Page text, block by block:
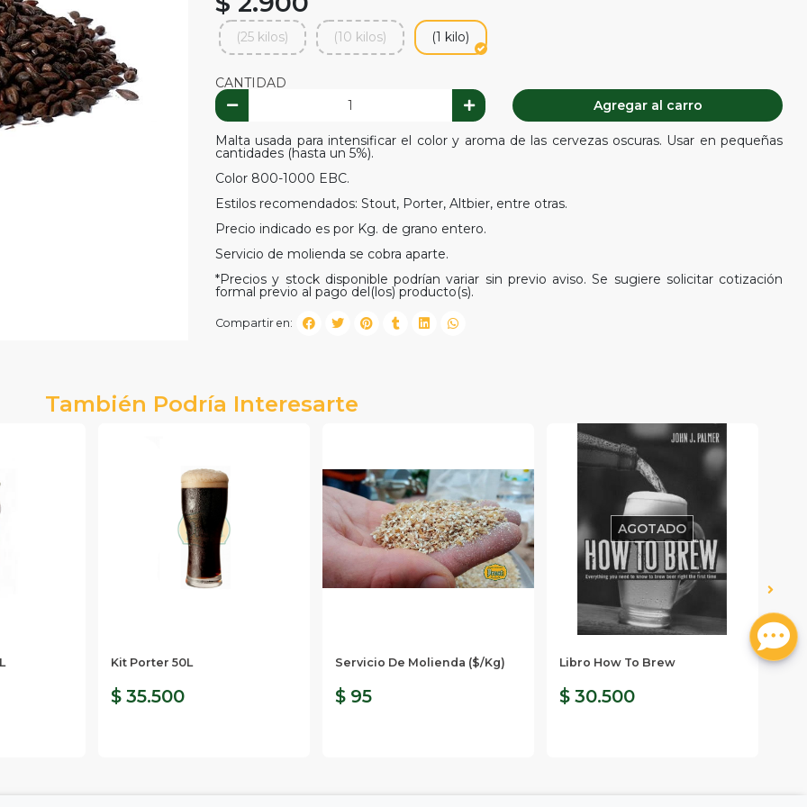
(25 kilos) (10 kilos) (1 kilo)
CANTIDAD
Agregar al carro
Malta usada para intensificar el color y aroma de las cervezas oscuras. Usar en pequeñas
cantidades (hasta un 5%).
Color 800-1000 EBC.
Estilos recomendados: Stout, Porter, Altbier, entre otras.
Precio indicado es por Kg. de grano entero.
Servicio de molienda se cobra aparte.
*Precios y stock disponible podrían variar sin previo aviso. Se sugiere solicitar cotización
formal previo al pago del(los) producto(s).
Compartir en:
También Podría Interesarte
Kit Porter 50L
$ 35.500
Servicio De Molienda ($/Kg)
$ 95
AGOTADO
Libro How To Brew
$ 30.500